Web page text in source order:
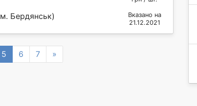
Бердянськ)
Вказано на
21.12.2021
5 6 7 »